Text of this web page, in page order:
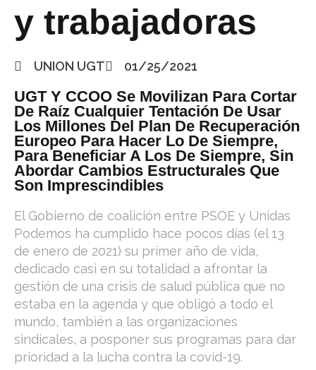
y trabajadoras
UNION UGT 01/25/2021
UGT Y CCOO Se Movilizan Para Cortar
De Raíz Cualquier Tentación De Usar
Los Millones Del Plan De Recuperación
Europeo Para Hacer Lo De Siempre,
Para Beneficiar A Los De Siempre, Sin
Abordar Cambios Estructurales Que
Son Imprescindibles
El Gobierno de coalición entre PSOE y Unidas
Podemos ha cumplido hace pocos días (el 13
de enero de 2021) su primer año de vida,
dedicado casi en su totalidad a afrontar la
gestión de una crisis de salud pública que no
estaba en la agenda y que obligó a todo el
mundo, también a las organizaciones
sindicales, a posponer sus programas para dar
prioridad a la lucha contra la covid-19.